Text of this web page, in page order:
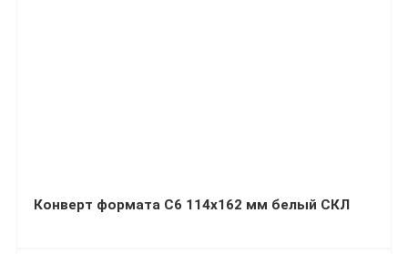
Конверт формата С6 114х162 мм белый СКЛ